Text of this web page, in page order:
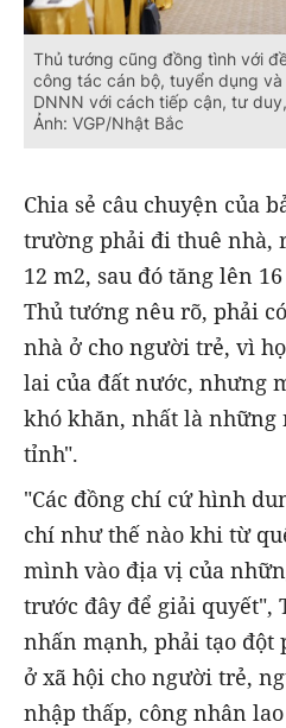
Thủ tướng cũng đồng tình với
công tác cán bộ, tuyển dụng
DNNN với cách tiếp cận, tư
Ảnh: VGP/Nhật Bắc
Chia sẻ câu chuyện của
trường phải đi thuê nhà,
12 m2, sau đó tăng lên
Thủ tướng nêu rõ, phải
nhà ở cho người trẻ, vì
lai của đất nước, nhưng
khó khăn, nhất là những
tỉnh".
"Các đồng chí cứ hình
chí như thế nào khi từ
mình vào địa vị của
trước đây để giải quyết",
nhấn mạnh, phải tạo đột
ở xã hội cho người trẻ,
nhập thấp, công nhân